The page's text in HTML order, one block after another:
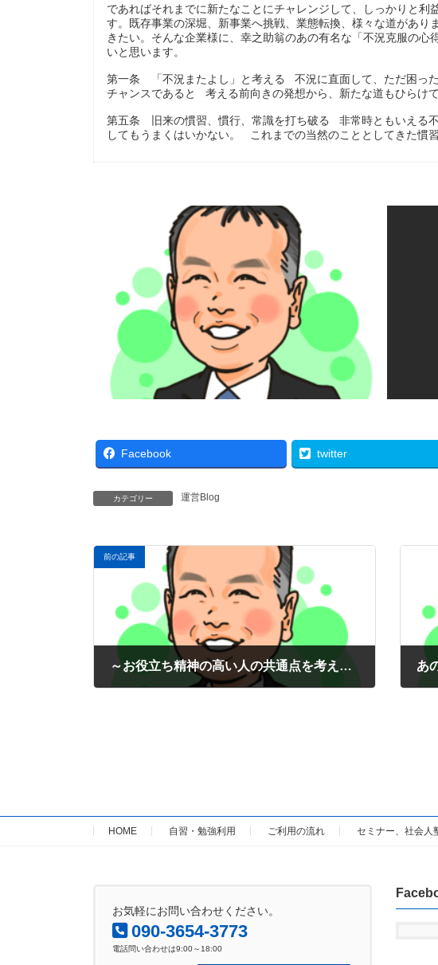
であればそれまでに新たなことにチャレンジして、しっかりと利
す。既存事業の深堀、新事業へ挑戦、業態転換、様々な道があり
きたい。そんな企業様に、幸之助翁のあの有名な「不況克服の心
いと思います。
第一条 「不況またよし」と考える 不況に直面して、ただ困っ
チャンスであると 考える前向きの発想から、新たな道もひらけて
第五条 旧来の慣習、慣行、常識を打ち破る 非常時ともいえる
してもうまくはいかない。 これまでの当然のこととしてきた慣
Facebook twitter
カテゴリー 運営Blog
前の記事
～お役立ち精神の高い人の共通点を考えた～
HOME 自習・勉強利用 ご利用の流れ セミナー、社会人
お気軽にお問い合わせください。
090-3654-3773
電話問い合わせは9:00～18:00